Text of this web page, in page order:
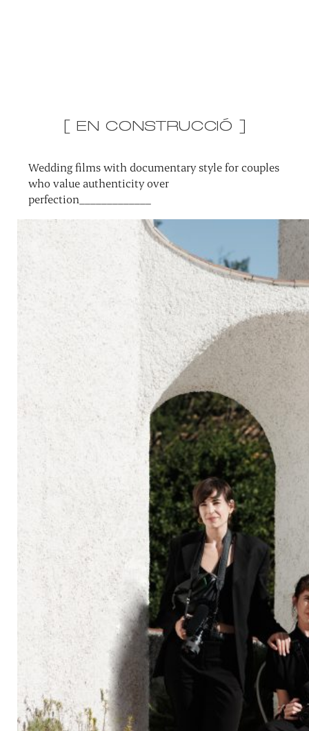
[ EN CONSTRUCCIÓ ]
Wedding films with documentary style for couples
who value authenticity over
perfection_____________